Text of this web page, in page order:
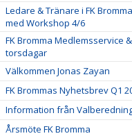
Ledare & Tränare i FK
med Workshop 4/6
FK Bromma Medlemsservice
torsdagar
Välkommen Jonas Zayan
FK Brommas Nyhetsbrev Q1
Information från
Årsmöte FK Bromma